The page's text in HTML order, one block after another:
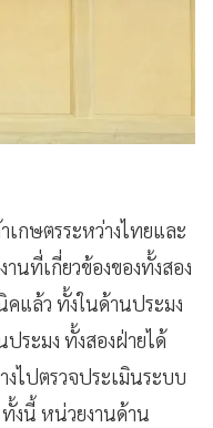
เกษตรระหว่างไทยและ
นที่เกี่ยวข้องของทั้งสอง
แล้ว ทั้งในด้านประมง
ระมง ทั้งสองฝ่ายได้
ไปตรวจประเมินระบบ
งนี้ หน่วยงานด้าน